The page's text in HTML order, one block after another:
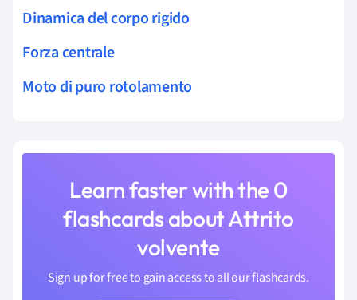
Dinamica del corpo rigido
Forza centrale
Moto di puro rotolamento
Learn faster with the 0
flashcards about Attrito
volvente
Sign up for free to gain access to all our flashcards.